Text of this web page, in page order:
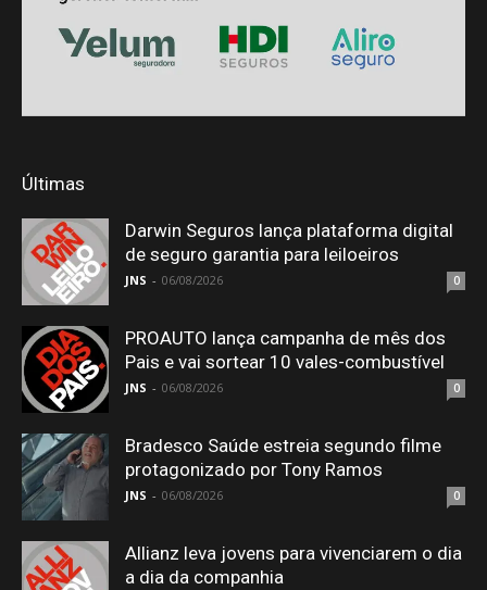
Últimas
Darwin Seguros lança plataforma digital
de seguro garantia para leiloeiros
JNS - 06/08/2026 0
PROAUTO lança campanha de mês dos
Pais e vai sortear 10 vales-combustível
JNS - 06/08/2026 0
Bradesco Saúde estreia segundo filme
protagonizado por Tony Ramos
JNS - 06/08/2026 0
Allianz leva jovens para vivenciarem o dia
a dia da companhia